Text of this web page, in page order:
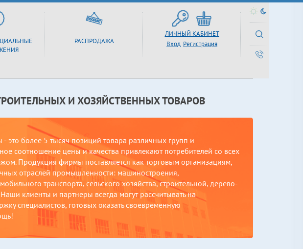
РАСПРОДАЖА
ЛИЧНЫЙ КАБИНЕТ
Вход Регистрация
И ХОЗЯЙСТВЕННЫХ ТОВАРОВ
это более 5 тысяч позиций товара различных групп и
соотношение цены и качества привлекают потребителей со всех
Продукция фирмы поставляется как торговым организациям,
отраслей промышленности: машиностроения,
транспорта, сельского хозяйства, строительной, дерево-
клиенты и партнеры всегда могут рассчитывать на
специалистов, готовых оказать своевременную